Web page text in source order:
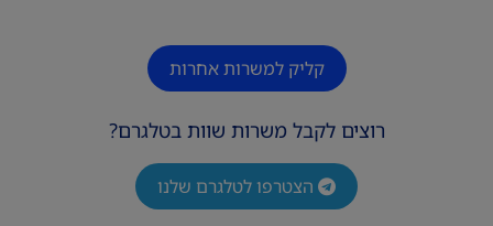
קליק למשרות אחרות
רוצים לקבל משרות שוות בטלגרם?
הצטרפו לטלגרם שלנו